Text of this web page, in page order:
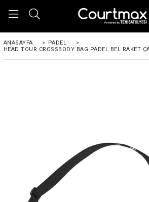
ANASAYFA > PADEL
>
HEAD TOUR CROSSBODY BAG PADEL BEL RAKET